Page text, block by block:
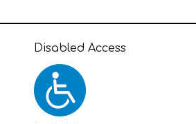
Disabled Access